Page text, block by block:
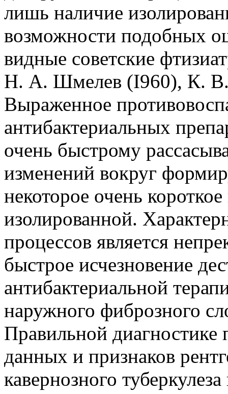
лишь наличие
возможности подобных
видные советские
Н. А. Шмелев (I960), К.
Выраженное
антибактериальных
очень быстрому
изменений вокруг
некоторое очень
изолированной.
процессов является
быстрое исчезновение
антибактериальной
наружного фиброзного
Правильной диагностике
данных и признаков
кавернозного